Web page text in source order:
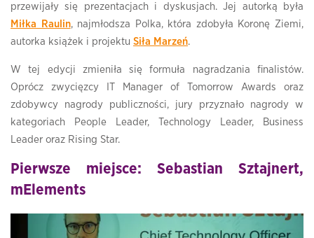
przewijały się prezentacjach i dyskusjach. Jej autorką była
Miłka Raulin, najmłodsza Polka, która zdobyła Koronę Ziemi,
autorka książek i projektu Siła Marzeń.
W tej edycji zmieniła się formuła nagradzania finalistów.
Oprócz zwycięzcy IT Manager of Tomorrow Awards oraz
zdobywcy nagrody publiczności, jury przyznało nagrody w
kategoriach People Leader, Technology Leader, Business
Leader oraz Rising Star.
Pierwsze miejsce: Sebastian Sztajnert,
mElements